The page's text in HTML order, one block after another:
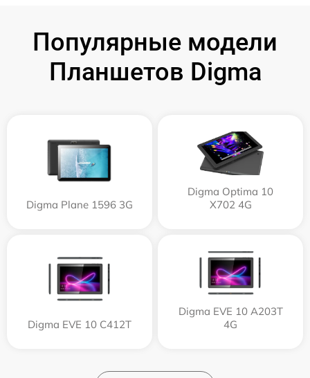
Популярные модели
Планшетов Digma
Digma Plane 1596 3G
Digma Optima 10
X702 4G
Digma EVE 10 C412T
Digma EVE 10 A203T
4G